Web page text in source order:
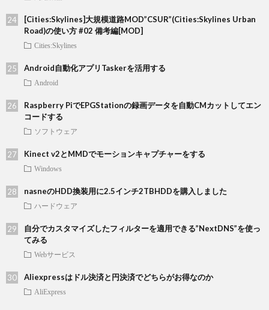
[Cities:Skylines]大規模道路MOD”CSUR”(Cities:Skylines Urban
Road)の使い方 #02 備考編[MOD]
Cities:Skylines
Android自動化アプリTaskerを活用する
Android
Raspberry PiでEPGStationの録画データを自動CMカットしてエン
コードする
ソフトウェア
Kinect v2とMMDでモーションキャプチャーをする
Windows
nasneのHDD換装用に2.5インチ2TBHDDを購入しました
ハードウェア
自分でカスタマイズしたフィルターを適用できる”NextDNS”を使っ
てみる
Webサービス
Aliexpressはドル決済と円決済でどちらがお得なのか
AliExpress